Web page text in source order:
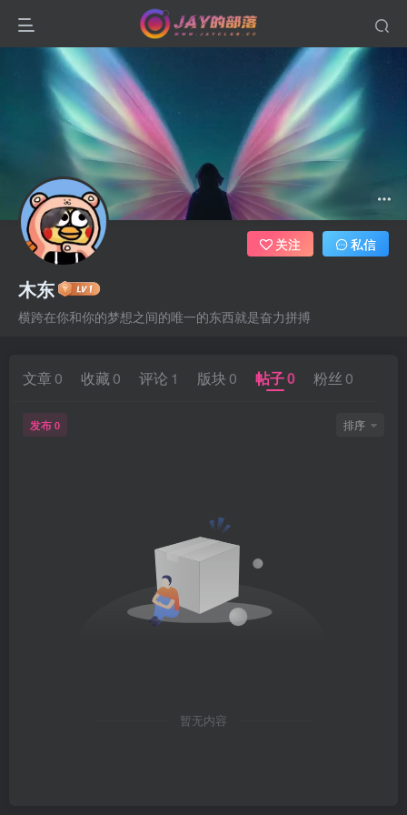
木东
横跨在你和你的梦想之间的唯一的东西就是奋力拼搏
关注 私信
文章 0 收藏 0 评论 1 版块 0 帖子0 粉丝 0
发布 0 排序
暂无内容